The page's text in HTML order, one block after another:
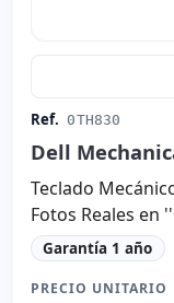
Ref. 0TH830
Dell
Teclado
Fotos Reales en
Garantía 1 año
PRECIO UNITARIO